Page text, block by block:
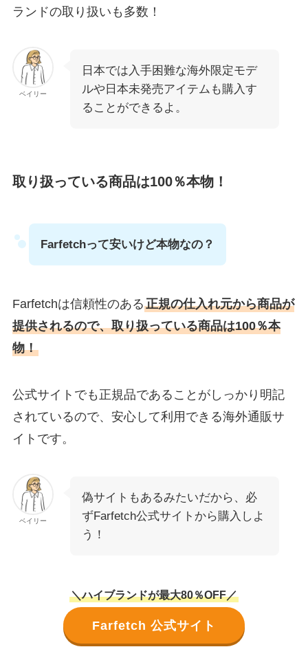
ランドの取り扱いも多数！
ベイリー
日本では入手困難な海外限定モデ
ルや日本未発売アイテムも購入す
ることができるよ。
取り扱っている商品は100％本物！
Farfetchって安いけど本物なの？
Farfetchは信頼性のある正規の仕入れ元から商品が
提供されるので、取り扱っている商品は100％本
物！
公式サイトでも正規品であることがしっかり明記
されているので、安心して利用できる海外通販サ
イトです。
ベイリー
偽サイトもあるみたいだから、必
ずFarfetch公式サイトから購入しよ
う！
＼ハイブランドが最大80％OFF／
Farfetch 公式サイト